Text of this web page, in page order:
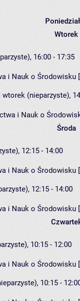
Wtorek
16:00 - 17:35
i Nauk o Środowisku
(nieparzyste),
i Nauk o
Środa
12:15 - 14:00
i Nauk o Środowisku
12:15 - 14:00
i Nauk o Środowisku
10:15 - 12:00
i Nauk o Środowisku
10:15 -